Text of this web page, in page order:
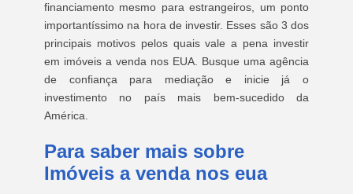
financiamento mesmo para estrangeiros, um ponto
importantíssimo na hora de investir. Esses são 3 dos
principais motivos pelos quais vale a pena investir
em imóveis a venda nos EUA. Busque uma agência
de confiança para mediação e inicie já o
investimento no país mais bem-sucedido da
América.
Para saber mais sobre
Imóveis a venda nos eua